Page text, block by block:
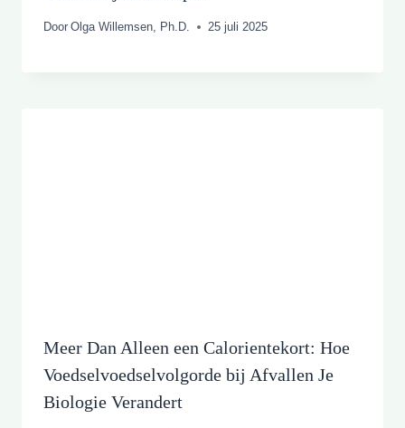
Door Olga Willemsen, Ph.D. 25 juli 2025
Meer Dan Alleen een Calorientekort: Hoe
Voedselvoedselvolgorde bij Afvallen Je
Biologie Verandert